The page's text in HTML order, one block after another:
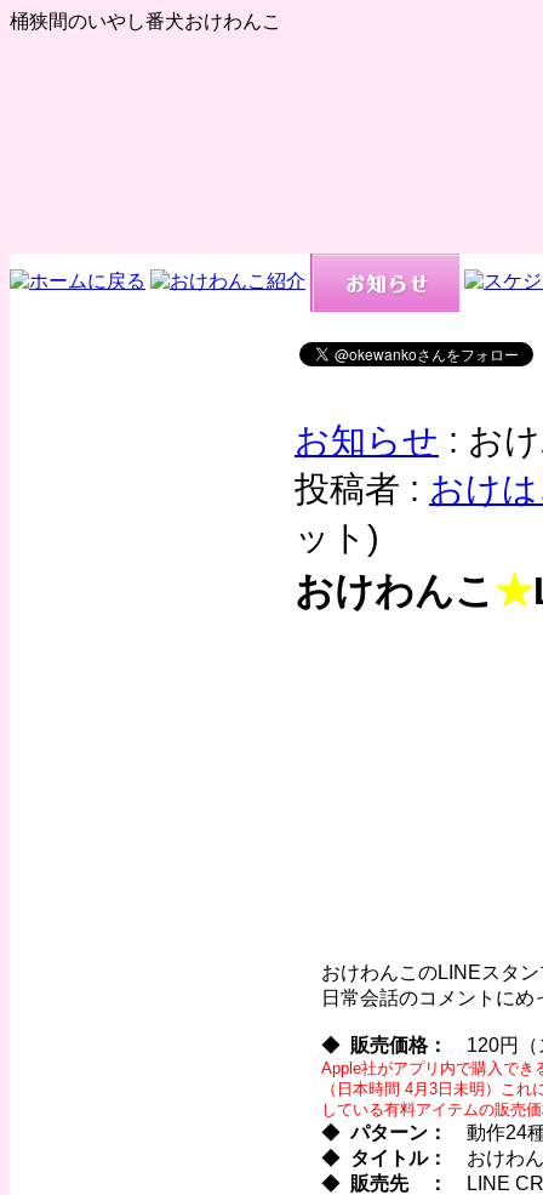
桶狭間のいやし番犬おけわんこ
お知らせ : お
投稿者 : おけ
ット )
おけわんこ★
おけわんこのLINEスタ
日常会話のコメントに
◆ 販売価格： 120円（
Apple社がアプリ内で購入でき
（日本時間 4月3日未明） これ
している有料アイテムの販売
◆パターン： 動作24
◆ タイトル：
おけわ
◆ 販売先 ： LINE